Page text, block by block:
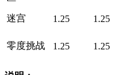
迷宫 1.25 1.25
零度挑战 1.25 1.25